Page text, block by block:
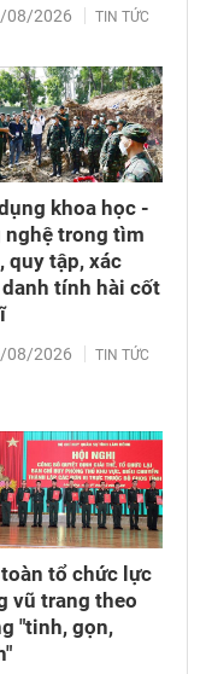
08/2026 TIN TỨC
khoa học -
nghệ trong tìm
quy tập, xác
tính hài cốt
08/2026 TIN TỨC
tổ chức lực
vũ trang theo
"tinh, gọn,